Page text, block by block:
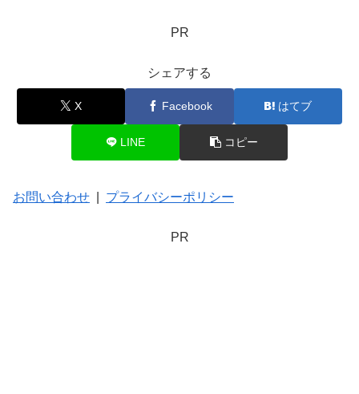
PR
シェアする
X Facebook はてブ
LINE コピー
お問い合わせ プライバシーポリシー
PR